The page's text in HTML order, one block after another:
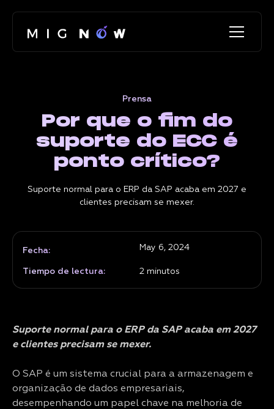
Prensa
Por que o fim do
suporte do ECC é
ponto crítico?
Suporte normal para o ERP da SAP acaba em 2027 e
clientes precisam se mexer.
Fecha: May 6, 2024
Tiempo de lectura: 2 minutos
Suporte normal para o ERP da SAP acaba em 2027
e clientes precisam se mexer.
O SAP é um sistema crucial para a armazenagem e
organização de dados empresariais,
desempenhando um papel chave na melhoria de